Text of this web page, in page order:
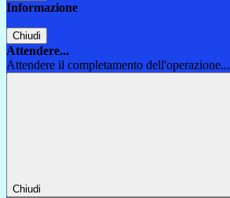
Informazione
Chiudi
Attendere...
Attendere il completamento dell'operazione...
Chiudi